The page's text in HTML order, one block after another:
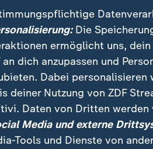
| heute 19:00 Uhr:
für
Terrorgruppe
Die
ermöglicht uns,
an dich anzupassen und
Dabei
deiner Nutzung von ZDF
Daten von Dritten
Media und externe
Tools und Dienste von